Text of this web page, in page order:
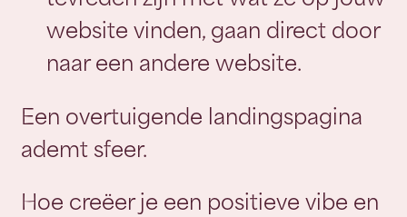
website vinden, gaan direct door
naar een andere website.
Een overtuigende landingspagina
ademt sfeer.
Hoe creëer je een positieve vibe en